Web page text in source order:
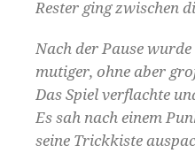
Rester ging zwischen
Nach der Pause
mutiger, ohne aber
Das Spiel verflachte
Es sah nach einem
seine Trickkiste